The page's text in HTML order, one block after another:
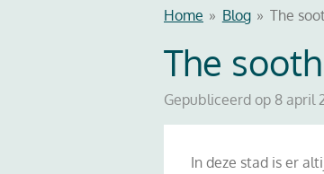
Home » Blog » The
The
Gepubliceerd op 8 april
In deze stad is er